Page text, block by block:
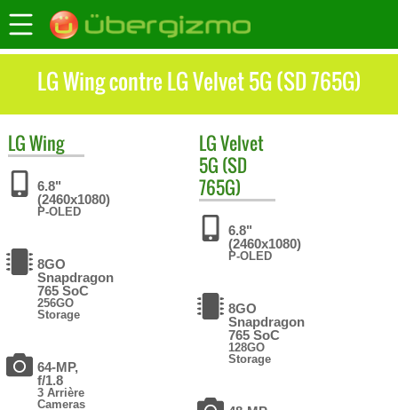
LG Wing contre LG Velvet 5G (SD 765G)
LGWing
6.8"
(2460x1080)
P-OLED
8GO
Snapdragon
765 SoC
256GO
Storage
64-MP,
f/1.8
3 Arrière
Cameras
LGVelvet
5G (SD
765G)
6.8"
(2460x1080)
P-OLED
8GO
Snapdragon
765 SoC
128GO
Storage